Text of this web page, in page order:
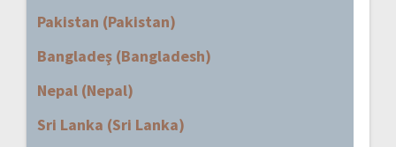
Pakistan (Pakistan)
Bangladeş (Bangladesh)
Nepal (Nepal)
Sri Lanka (Sri Lanka)